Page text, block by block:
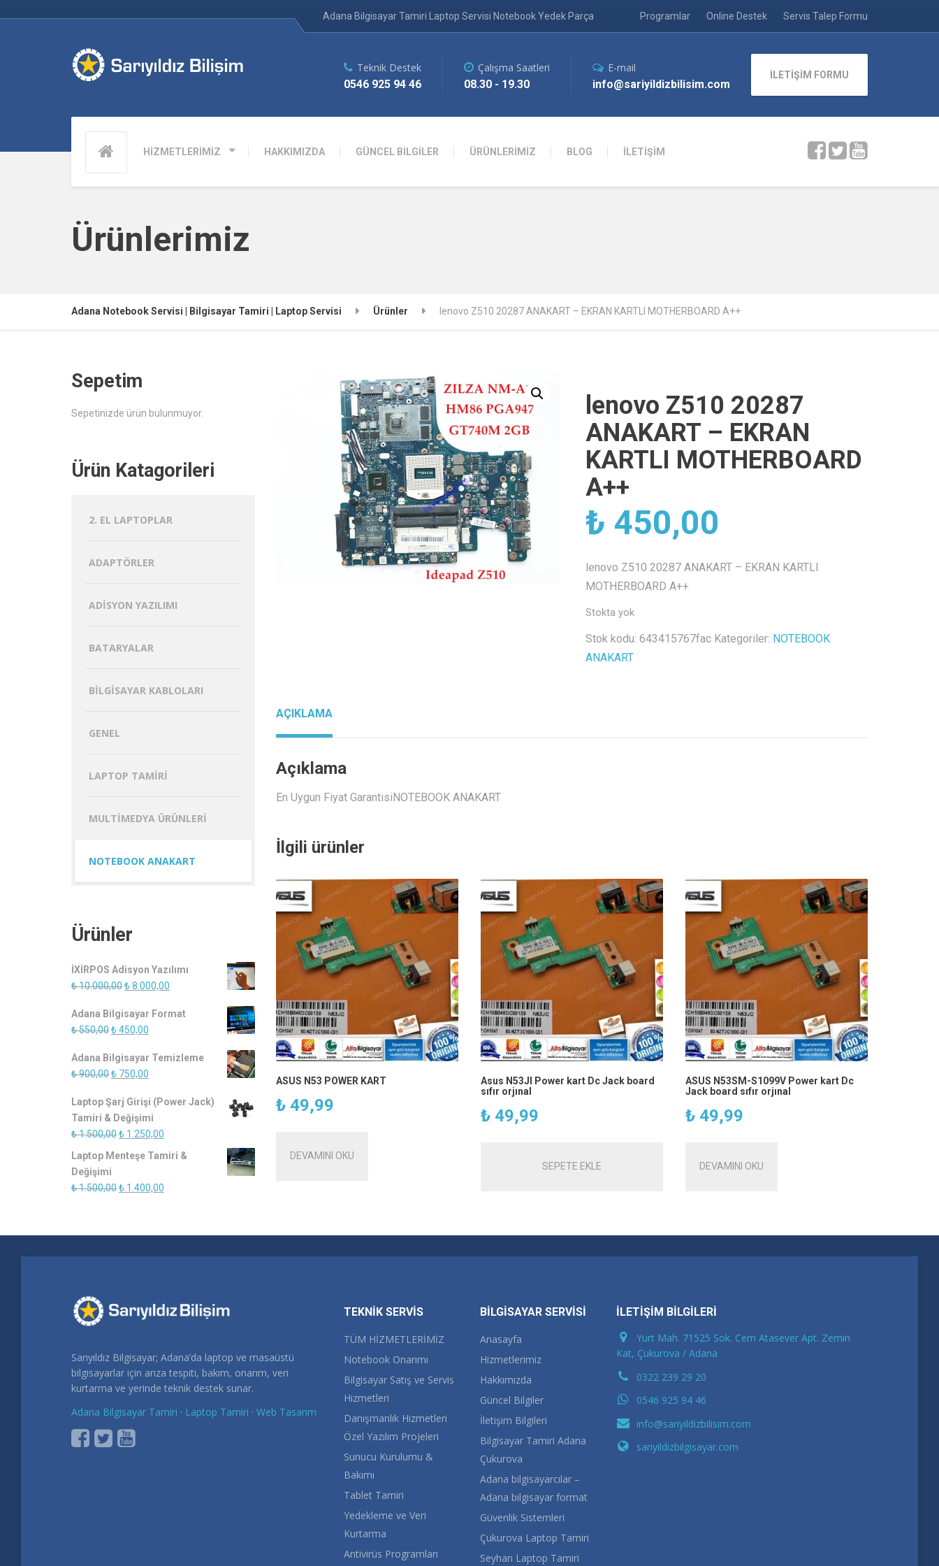
Adana Bilgisayar Tamiri Laptop Servisi Notebook Yedek Parça Programlar Online Destek Servis Talep Formu
HİZMETLERİMİZ HAKKIMIZDA GÜNCEL BİLGİLER ÜRÜNLERİMİZ BLOG İLETİŞİM
Teknik Destek
0546 925 94 46
Çalışma Saatleri
08.30 - 19.30
E-mail
info@sariyildizbilisim.com
İLETİŞİM FORMU
Ürünlerimiz
Adana Notebook Servisi | Bilgisayar Tamiri | Laptop Servisi Ürünler lenovo Z510 20287 ANAKART – EKRAN KARTLI MOTHERBOARD A++
lenovo Z510 20287
ANAKART – EKRAN
KARTLI MOTHERBOARD
A++
₺ 450,00
lenovo Z510 20287 ANAKART – EKRAN KARTLI
MOTHERBOARD A++
Stokta yok
Stok kodu:643415767fac Kategoriler: NOTEBOOK
ANAKART
AÇIKLAMA
Açıklama
En Uygun Fiyat GarantisiNOTEBOOK ANAKART
İlgili ürünler
ASUS N53 POWER KART
₺49,99
DEVAMINI OKU
Asus N53JI Power kart Dc Jack board
sıfır orjınal
₺49,99
SEPETE EKLE
ASUS N53SM-S1099V Power kart Dc
Jack board sıfır orjınal
₺49,99
DEVAMINI OKU
Sepetim
Sepetinizde ürün bulunmuyor.
Ürün Katagorileri
2. EL LAPTOPLAR
ADAPTÖRLER
ADISYON YAZILIMI
BATARYALAR
BILGISAYAR KABLOLARI
GENEL
LAPTOP TAMIRI
MULTIMEDYA ÜRÜNLERI
NOTEBOOK ANAKART
Ürünler
İXİRPOS Adisyon Yazılımı
₺10.000,00Orijinal
₺ 10.000,00.
₺8.000,00
fiyat:
Adana Bilgisayar Format
₺550,00Orijinal
₺ 550,00.
₺450,00
fiyat:
₺ 450,00.
Adana Bilgisayar Temizleme
₺900,00Orijinal
₺ 900,00.
₺ 750,00
fiyat:
₺ 750,00.
Laptop Şarj Girişi (Power Jack)
Tamiri & Değişimi
₺1.500,00Orijinal
₺ 1.250,00
andaki
Laptop Menteşe Tamiri &
Değişimi
₺1.500,00Orijinal
₺ 1.400,00
₺ 1.400,00.
Sarıyıldız Bilgisayar; Adana’da laptop ve masaüstü
bilgisayarlar için arıza tespiti, bakım, onarım, veri
kurtarma ve yerinde teknik destek sunar.
Adana Bilgisayar Tamiri · Laptop Tamiri · Web Tasarım
TEKNİK SERVİS
TÜM HİZMETLERİMİZ
Notebook Onarımı
Bilgisayar Satış ve Servis
Hizmetleri
Danışmanlık Hizmetleri
Özel Yazılım Projeleri
Sunucu Kurulumu &
Bakımı
Tablet Tamiri
Yedekleme ve Veri
Kurtarma
Antivirüs Programları
BİLGİSAYAR SERVİSİ
Anasayfa
Hizmetlerimiz
Hakkımızda
Güncel Bilgiler
İletişim Bilgileri
Bilgisayar Tamiri Adana
Çukurova
Adana bilgisayarcılar –
Adana bilgisayar format
Güvenlik Sistemleri
Çukurova Laptop Tamiri
Seyhan Laptop Tamiri
İLETİŞİM BİLGİLERİ
Yurt Mah. 71525 Sok. Cem Atasever Apt. Zemin
Kat, Çukurova / Adana
0322 239 29 20
0546 925 94 46
info@sariyildizbilisim.com
sariyildizbilgisayar.com